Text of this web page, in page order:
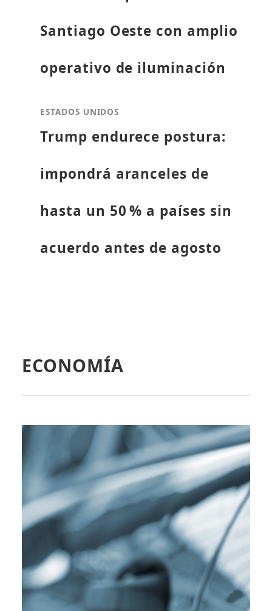
Santiago Oeste con amplio
operativo de iluminación
ESTADOS UNIDOS
Trump endurece postura:
impondrá aranceles de
hasta un 50 % a países sin
acuerdo antes de agosto
ECONOMÍA